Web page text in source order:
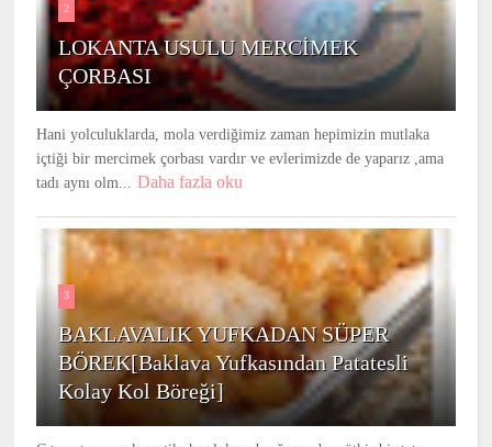
2
LOKANTA USULU MERCİMEK
ÇORBASI
Hani yolculuklarda, mola verdiğimiz zaman hepimizin mutlaka
içtiği bir mercimek çorbası vardır ve evlerimizde de yaparız ,ama
tadı aynı olm...
Daha fazla oku
3
BAKLAVALIK YUFKADAN SÜPER
BÖREK[Baklava Yufkasından Patatesli
Kolay Kol Böreği]